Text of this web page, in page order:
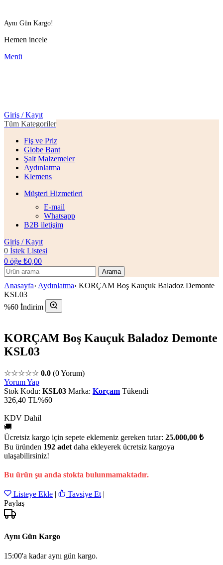
Aynı Gün Kargo!
Hemen incele
Menü
Giriş / Kayıt
Tüm Kategoriler
Fiş ve Priz
Globe Bant
Şalt Malzemeler
Aydınlatma
Klemens
Müşteri Hizmetleri
E-mail
Whatsapp
B2B iletişim
Giriş / Kayıt
0 İstek Listesi
0 öğe ₺0,00
Arama
Anasayfa› Aydınlatma› KORÇAM Boş Kauçuk Baladoz Demonte
KSL03
%60 İndirim
KORÇAM Boş Kauçuk Baladoz Demonte
KSL03
☆☆☆☆☆ 0.0 (0 Yorum)
Yorum Yap
Stok Kodu: KSL03 Marka: Korçam Tükendi
326,40 TL%60
KDV Dahil
🚚
Ücretsiz kargo için sepete eklemeniz gereken tutar: 25.000,00 ₺
Bu üründen 192 adet daha ekleyerek ücretsiz kargoya
ulaşabilirsiniz!
Bu ürün şu anda stokta bulunmamaktadır.
Listeye Ekle | Tavsiye Et |
Paylaş
Aynı Gün Kargo
15:00'a kadar aynı gün kargo.